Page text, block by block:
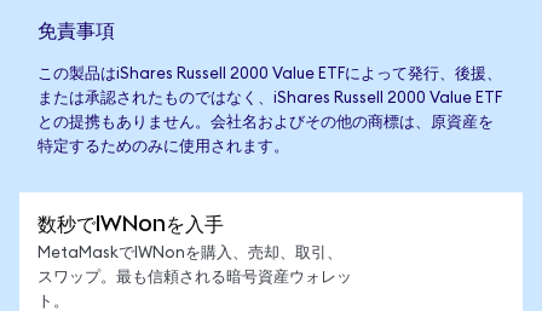
免責事項
この製品はiShares Russell 2000 Value ETFによって発行、後援、
または承認されたものではなく、iShares Russell 2000 Value ETF
との提携もありません。会社名およびその他の商標は、原資産を
特定するためのみに使用されます。
数秒でIWNonを入手
MetaMaskでIWNonを購入、売却、取引、
スワップ。最も信頼される暗号資産ウォレッ
ト。